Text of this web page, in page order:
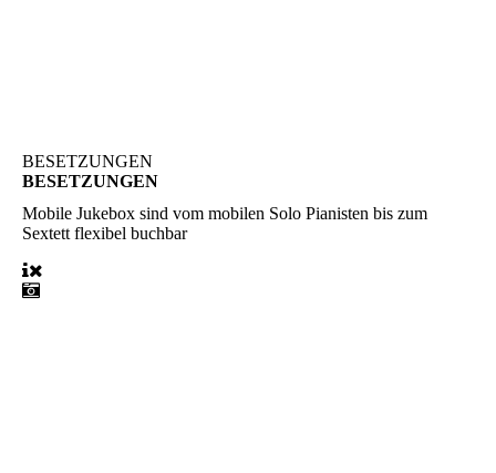
BESETZUNGEN
BESETZUNGEN
Mobile Jukebox sind vom mobilen Solo Pianisten bis zum
Sextett flexibel buchbar